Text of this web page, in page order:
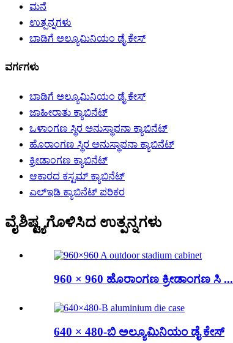
ಮನೆ
ಉತ್ಪನ್ನಗಳು
ಬಾಡಿಗೆ ಅಲ್ಯೂಮಿನಿಯಂ ಡೈ ಕೇಸ್
ವರ್ಗಗಳು
ಬಾಡಿಗೆ ಅಲ್ಯೂಮಿನಿಯಂ ಡೈ ಕೇಸ್
ಜಾಹೀರಾತು ಕ್ಯಾಬಿನೆಟ್
ಒಳಾಂಗಣ ಸ್ಥಿರ ಅನುಸ್ಥಾಪನಾ ಕ್ಯಾಬಿನೆಟ್
ಹೊರಾಂಗಣ ಸ್ಥಿರ ಅನುಸ್ಥಾಪನಾ ಕ್ಯಾಬಿನೆಟ್
ಕ್ರೀಡಾಂಗಣ ಕ್ಯಾಬಿನೆಟ್
ಆಕಾರದ ಕಸ್ಟಮ್ ಕ್ಯಾಬಿನೆಟ್
ಎಲ್ಇಡಿ ಕ್ಯಾಬಿನೆಟ್ ಪರಿಕರ
ವೈಶಿಷ್ಟ್ಯಗೊಳಿಸಿದ ಉತ್ಪನ್ನಗಳು
960 × 960 ಹೊರಾಂಗಣ ಕ್ರೀಡಾಂಗಣ ಸಿ ...
640 × 480-ಬಿ ಅಲ್ಯೂಮಿನಿಯಂ ಡೈ ಕೇಸ್